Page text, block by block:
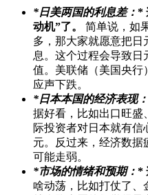
*日美两国的利息差： *
动机”了。
简单说，如
多，那大家就愿意把日
息。这个过程会导致日
值。美联储（美国央行
应声下跌。
*日本本国的经济表现：
据好看，比如出口旺盛
际投资者对日本就有信
元。反过来，经济数据
可能走弱。
*市场的情绪和预期： *
啥动荡，比如打仗了、